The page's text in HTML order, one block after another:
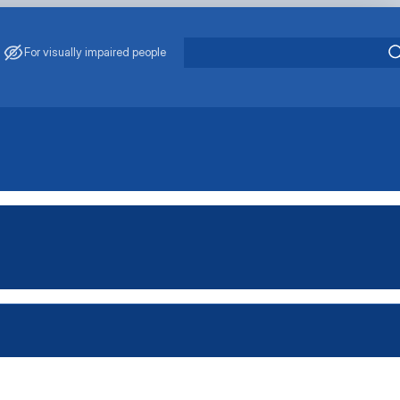
For visually impaired people
продукц…